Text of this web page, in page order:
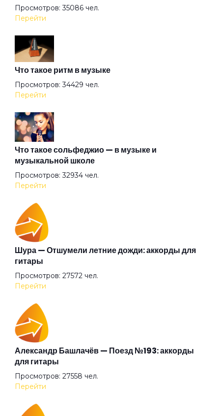
Аристократы
Ассоль
Бабочка
Баргузин
Барышня
Беги (2008)
Беги
Бежали прочь
Безумные выси
Белая
Белый друг
Просмотров: 35086 чел.
Перейти
Что такое ритм в музыке
Просмотров: 34429 чел.
Перейти
Что такое сольфеджио — в музыке и
музыкальной школе
Просмотров: 32934 чел.
Перейти
Шура — Отшумели летние дожди: аккорды для
гитары
Просмотров: 27572 чел.
Перейти
Александр Башлачёв — Поезд №193: аккорды
для гитары
Просмотров: 27558 чел.
Перейти